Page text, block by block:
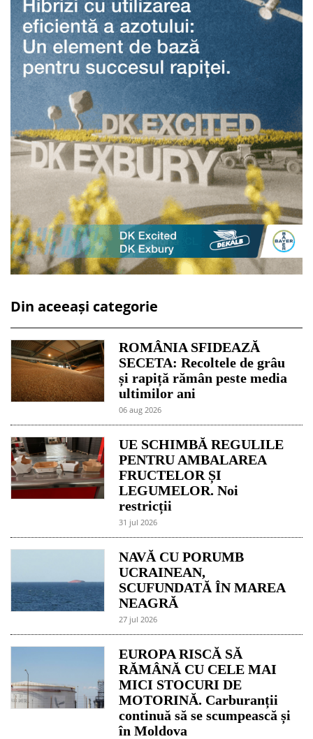
Din aceeași categorie
ROMÂNIA SFIDEAZĂ
SECETA: Recoltele de grâu
și rapiță rămân peste media
ultimilor ani
06 aug 2026
UE SCHIMBĂ REGULILE
PENTRU AMBALAREA
FRUCTELOR ȘI
LEGUMELOR. Noi
restricții
31 jul 2026
NAVĂ CU PORUMB
UCRAINEAN,
SCUFUNDATĂ ÎN MAREA
NEAGRĂ
27 jul 2026
EUROPA RISCĂ SĂ
RĂMÂNĂ CU CELE MAI
MICI STOCURI DE
MOTORINĂ. Carburanții
continuă să se scumpească și
în Moldova